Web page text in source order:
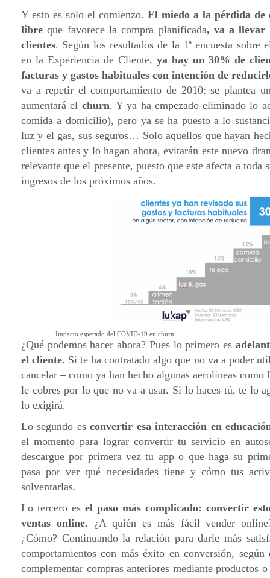
Y esto es solo el comienzo. El miedo a la pérdida de
libreque favorece la compra planificada, va a llevar
clientes. Según los resultados de la 1ª encuesta sobre
en la Experiencia de Cliente, ya hay un 30% de
facturas y gastos habituales con intención de
va a repetir el comportamiento de 2010: se plantea
aumentará el churn. Y ya ha empezado eliminado lo
comida a domicilio), pero ya se ha puesto a lo
luz y el gas, sus seguros… Solo aquellos que hayan
clientes antes y lo hagan ahora, evitarán este nuevo
relevante que el presente, puesto que este afecta a
ingresos de los próximos años.
Impacto esperado del COVID-19 en churn
¿Qué podemos hacer ahora? Pues lo primero es
el cliente. Si te ha contratado algo que no va a poder
cancelar – como ya han hecho algunas aerolíneas
le cobres por lo que no va a usar. Si lo haces tú, te lo
lo exigirá.
Lo segundo esconvertir esa interacción en
el momento para lograr convertir tu servicio en
descargue por primera vez tu app o que haga su
pasa por ver qué necesidades tiene y cómo tus
solventarlas.
Lo tercero es el paso más complicado: convertir
ventas online. ¿A quién es más fácil vender
¿Cómo? Continuando la relación para darle más
comportamientos con más éxito en conversión,
complementar compras anteriores mediante productos